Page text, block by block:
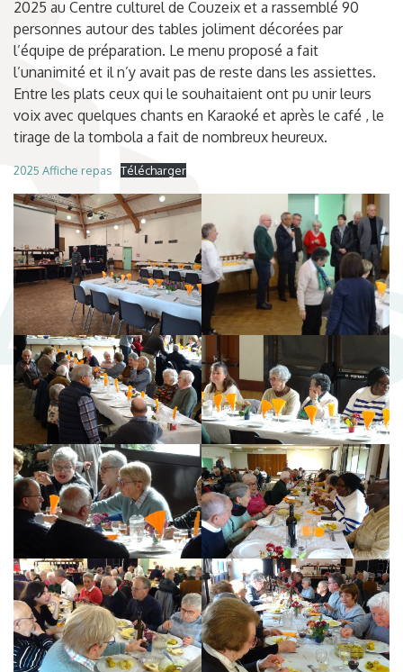
2025 au Centre culturel de Couzeix et a rassemblé 90
personnes autour des tables joliment décorées par
l’équipe de préparation. Le menu proposé a fait
l’unanimité et il n’y avait pas de reste dans les assiettes.
Entre les plats ceux qui le souhaitaient ont pu unir leurs
voix avec quelques chants en Karaoké et après le café , le
tirage de la tombola a fait de nombreux heureux.
2025 Affiche repas Télécharger